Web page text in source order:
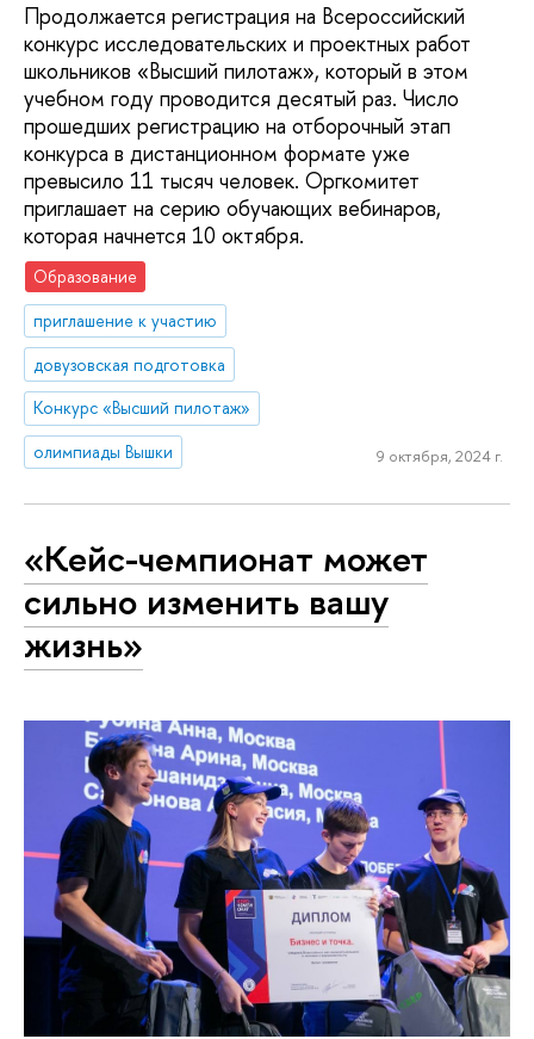
Продолжается регистрация на Всероссийский
конкурс исследовательских и проектных работ
школьников «Высший пилотаж», который в этом
учебном году проводится десятый раз. Число
прошедших регистрацию на отборочный этап
конкурса в дистанционном формате уже
превысило 11 тысяч человек. Оргкомитет
приглашает на серию обучающих вебинаров,
которая начнется 10 октября.
Образование
приглашение к участию
довузовская подготовка
Конкурс «Высший пилотаж»
олимпиады Вышки
9 октября, 2024 г.
«Кейс-чемпионат может
сильно изменить вашу
жизнь»